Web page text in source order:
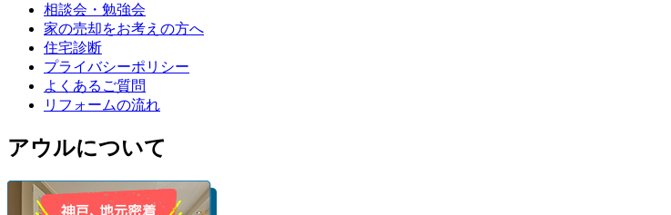
相談会・勉強会
家の売却をお考えの方へ
住宅診断
プライバシーポリシー
よくあるご質問
リフォームの流れ
アウルについて